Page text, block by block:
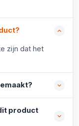
zijn dat het
product